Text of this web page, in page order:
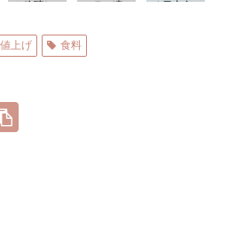
で夫婦を
の届け出
を知らさ
ない状態
続けるの
中国人旅
行客、だ
全ではな
果……
ニメキャ
値上げ 食料